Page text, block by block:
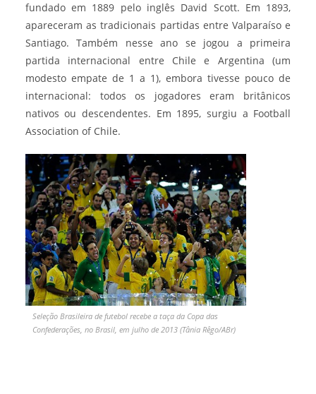
fundado em 1889 pelo inglês David Scott. Em 1893,
apareceram as tradicionais partidas entre Valparaíso e
Santiago. Também nesse ano se jogou a primeira
partida internacional entre Chile e Argentina (um
modesto empate de 1 a 1), embora tivesse pouco de
internacional: todos os jogadores eram britânicos
nativos ou descendentes. Em 1895, surgiu a Football
Association of Chile.
Seleção Brasileira de futebol recebe a taça da Copa das
Confederações, no Brasil, em julho de 2013 (Tânia Rêgo/ABr)